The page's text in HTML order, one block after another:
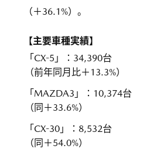
（＋36.1%）。
【主要車種実績】
「CX-5」
： 34,390台
（前年同月比＋13.3%）
「MAZDA3」
： 10,374台
（同＋33.6%）
「CX-30」
： 8,532台
（同＋54.0%）